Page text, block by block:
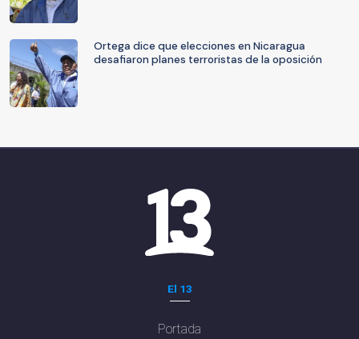
Ortega dice que elecciones en Nicaragua
desafiaron planes terroristas de la oposición
El 13
Portada